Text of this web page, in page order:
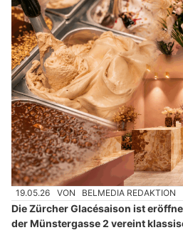
19.05.26 VON BELMEDIA REDAKTION
Die Zürcher Glacésaison ist
der Münstergasse 2 vereint